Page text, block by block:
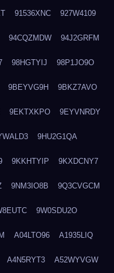
91536XNC 927W4109
94CQZMDW 94J2GRFM
98HGTYIJ 98P1JO9O
9BEYVG9H 9BKZ7AVO
9EKTXKPO 9EYVNRDY
9HU2G1QA
9KKHTYIP 9KXDCNY7
9NM3IO8B 9Q3CVGCM
9W0SDU2O
A04LTO96 A1935LIQ
A4N5RYT3 A52WYVGW